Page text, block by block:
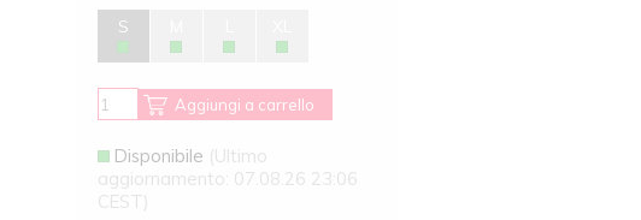
S
Aggiungi a carrello
Disponibile (Ultimo
aggiornamento: 07.08.26 23:06
CEST)